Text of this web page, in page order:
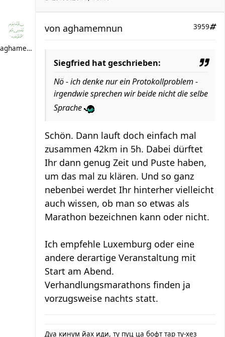
aghamemnun
3959
von aghamemnun
Siegfried hat geschrieben:
Nö - ich denke nur ein Protokollproblem -
irgendwie sprechen wir beide nicht die selbe
Sprache
Schön. Dann lauft doch einfach mal
zusammen 42km in 5h. Dabei dürftet
Ihr dann genug Zeit und Puste haben,
um das mal zu klären. Und so ganz
nebenbei werdet Ihr hinterher vielleicht
auch wissen, ob man so etwas als
Marathon bezeichnen kann oder nicht.
Ich empfehle Luxemburg oder eine
andere derartige Veranstaltung mit
Start am Abend.
Verhandlungsmarathons finden ja
vorzugsweise nachts statt.
Дуа кинум йах иди, ту пуц ца бофт тар ту-хез